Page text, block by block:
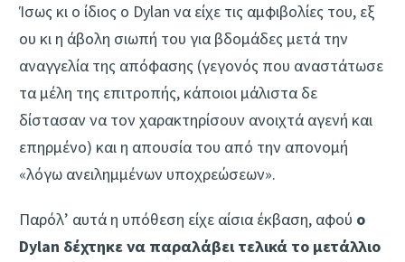
Ίσως κι ο ίδιος ο Dylan να είχε τις αμφιβολίες του, εξ
ου κι η άβολη σιωπή του για βδομάδες μετά την
αναγγελία της απόφασης (γεγονός που αναστάτωσε
τα μέλη της επιτροπής, κάποιοι μάλιστα δε
δίστασαν να τον χαρακτηρίσουν ανοιχτά αγενή και
επηρμένο) και η απουσία του από την απονομή
«λόγω ανειλημμένων υποχρεώσεων».
Παρόλ’ αυτά η υπόθεση είχε αίσια έκβαση, αφού ο
Dylan δέχτηκε να παραλάβει τελικά το μετάλλιο